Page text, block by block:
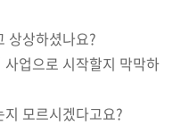
상상하셨나요?
업으로 시작할지 막막하
모르시겠다고요?